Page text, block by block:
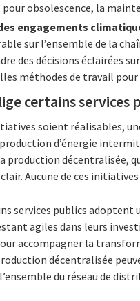
obsolescence, la
engagements
sur l’ensemble de la
des décisions éclairées
méthodes de travail
certains services
soient réalisables,
d’énergie
production décentralisée,
Aucune de ces
services publics
agiles dans leurs
accompagner la
décentralisée
du réseau de